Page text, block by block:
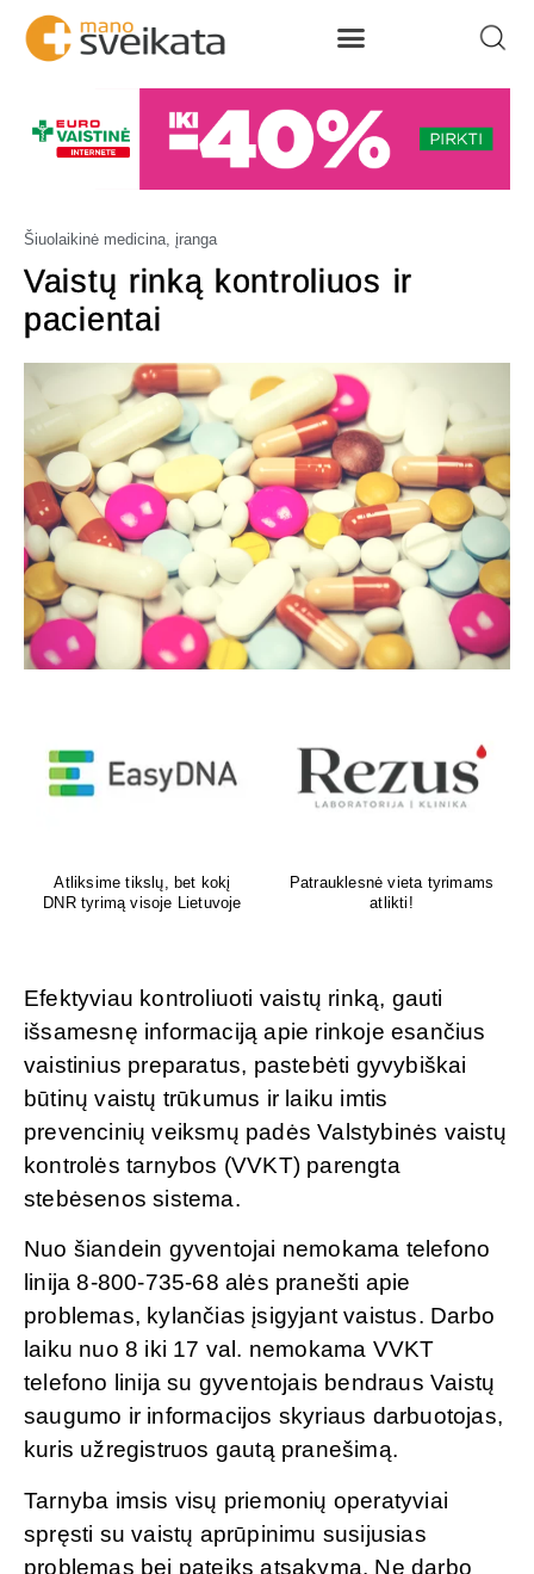
Šiuolaikinė medicina, įranga
Vaistų rinką kontroliuos ir
pacientai
Venų ligų diagnostika,
lazerinis ir chirurginis
Psichoterapeutas
M.G.Maksimalietis
Efektyviau kontroliuoti vaistų rinką, gauti
išsamesnę informaciją apie rinkoje esančius
vaistinius preparatus, pastebėti gyvybiškai
būtinų vaistų trūkumus ir laiku imtis
prevencinių veiksmų padės Valstybinės vaistų
kontrolės tarnybos (VVKT) parengta
stebėsenos sistema.
Nuo šiandein gyventojai nemokama telefono
linija 8-800-735-68 alės pranešti apie
problemas, kylančias įsigyjant vaistus. Darbo
laiku nuo 8 iki 17 val. nemokama VVKT
telefono linija su gyventojais bendraus Vaistų
saugumo ir informacijos skyriaus darbuotojas,
kuris užregistruos gautą pranešimą.
Tarnyba imsis visų priemonių operatyviai
spręsti su vaistų aprūpinimu susijusias
problemas bei pateiks atsakymą. Ne darbo